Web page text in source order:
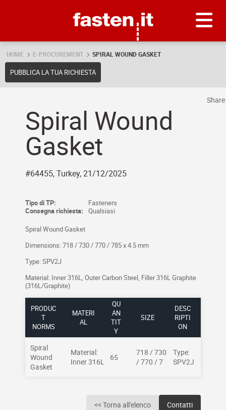
HOME E-PROCUREMENT SPIRAL WOUND GASKET
PUBBLICA LA TUA RICHIESTA
Spiral Wound
Gasket
#64455, Turkey, 21/12/2025
Tipo di TP:
Fasteners
Consegna richiesta:
Qualsiasi
Spiral Wound Gasket
Dimensions: 718 / 730 / 770 / 785 x 4.5 mm
Type: SPV2J
Material: Inner 316L, Outer Carbon Steel, Filler 316L Graphite
(316L/Graphite)
PRODUC
T
NORMS
MATERI
AL
QU
AN
TIT
Y
SIZE
DESC
RIPTI
ON
Spiral
Wound
Gasket
Material:
Inner 316L
65
718 / 730
/ 770 / 7
Type:
SPV2J
<< Torna all'elenco Contatti
Share